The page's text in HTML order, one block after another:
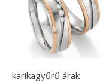
karikagyűrű árak